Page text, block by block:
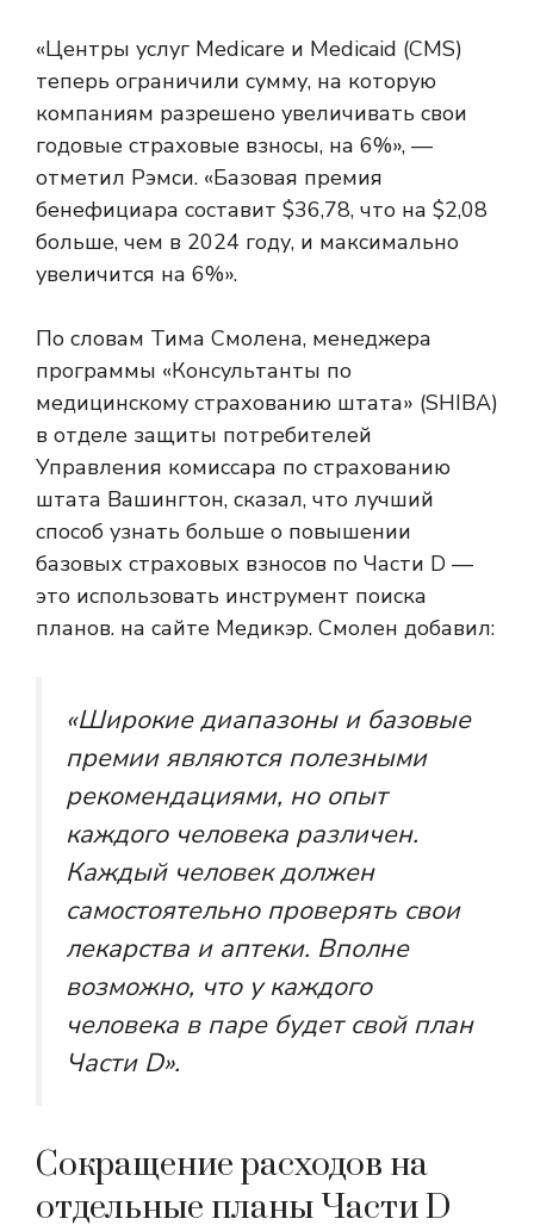
«Центры услуг Medicare и Medicaid (CMS)
теперь ограничили сумму, на которую
компаниям разрешено увеличивать свои
годовые страховые взносы, на 6%», —
отметил Рэмси. «Базовая премия
бенефициара составит $36,78, что на $2,08
больше, чем в 2024 году, и максимально
увеличится на 6%».
По словам Тима Смолена, менеджера
программы «Консультанты по
медицинскому страхованию штата» (SHIBA)
в отделе защиты потребителей
Управления комиссара по страхованию
штата Вашингтон, сказал, что лучший
способ узнать больше о повышении
базовых страховых взносов по Части D —
это использовать инструмент поиска
планов. на сайте Медикэр. Смолен добавил:
«Широкие диапазоны и базовые
премии являются полезными
рекомендациями, но опыт
каждого человека различен.
Каждый человек должен
самостоятельно проверять свои
лекарства и аптеки. Вполне
возможно, что у каждого
человека в паре будет свой план
Части D».
Сокращение расходов на
отдельные планы Части D